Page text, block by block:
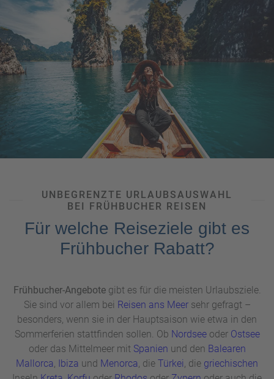
Frühbucher Angeboteninspirieren! Umgekehrt gilt genauso:
wenn Sie noch unschlüssig sind, setzen Sie sich am besten
mit Ihrem persönlichen Reisebüro in Kontakt. Gerne klären
wir mit Ihnen gemeinsam Ihre Unsicherheiten und finden
das passende Wohlfühl-Angebot für Sie – von der
Pauschalreise
bis zur Kreuzfahrt. Denn selbst wenn es
später einLast-Minute-Urlaubwerden sollte, sprechen
so einige Gründe für dieBuchung über ein Reisebüro...
UNBEGRENZTE URLAUBSAUSWAHL
BEI FRÜHBUCHER REISEN
Für welche Reiseziele gibt es
Frühbucher Rabatt?
Frühbucher-Angebote gibt es für die meisten Urlaubsziele.
Sie sind vor allem bei Reisen ans Meersehr gefragt –
besonders, wenn sie in der Hauptsaison wie etwa in den
Sommerferien stattfinden sollen. Ob Nordseeoder Ostsee
oder das Mittelmeer mit Spanien und den Balearen
Mallorca Ibiza und Menorca , die Türkei , die griechischen